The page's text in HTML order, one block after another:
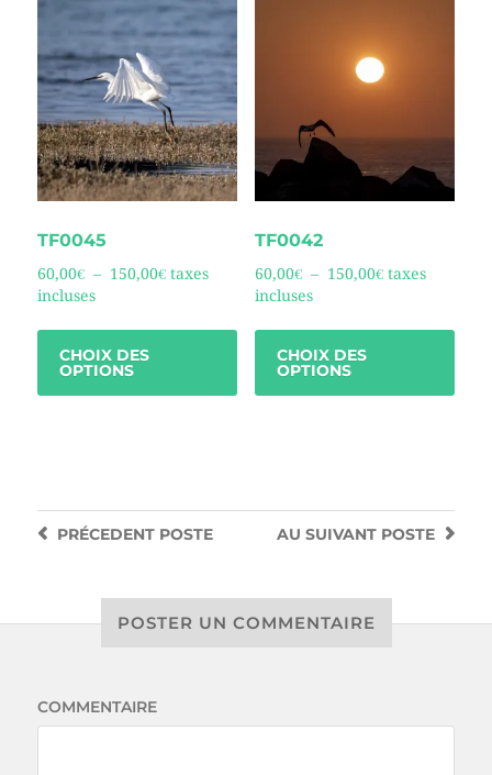
TF0045
60,00€ – 150,00€ taxes
incluses
CHOIX DES
OPTIONS
TF0042
60,00€ – 150,00€ taxes
incluses
CHOIX DES
OPTIONS
AU SUIVANT POSTE
PRÉCEDENTPOSTE
POSTER UN COMMENTAIRE
COMMENTAIRE